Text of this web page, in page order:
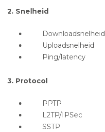
2. Snelheid
Downloadsnelheid
Uploadsnelheid
Ping/latency
3. Protocol
PPTP
L2TP/IPSec
SSTP